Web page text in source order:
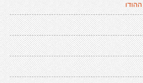
ההודו